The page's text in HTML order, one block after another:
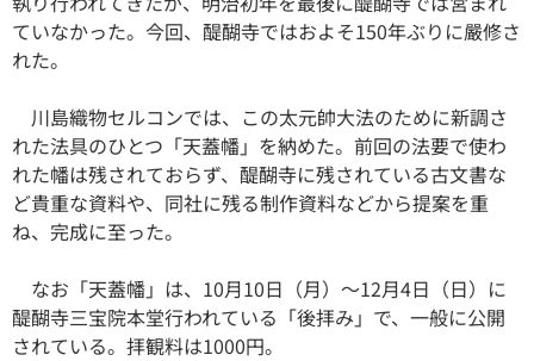
ていなかった。今回、醍醐寺ではおよそ150年ぶりに嚴修さ
れた。
川島織物セルコンでは、この太元帥大法のために新調さ
れた法具のひとつ「天蓋幡」を納めた。前回の法要で使わ
れた幡は残されておらず、醍醐寺に残されている古文書な
ど貴重な資料や、同社に残る制作資料などから提案を重
ね、完成に至った。
なお「天蓋幡」は、10月10日（月）～12月4日（日）に
醍醐寺三宝院本堂行われている「後拝み」で、一般に公開
されている。拝観料は1000円。